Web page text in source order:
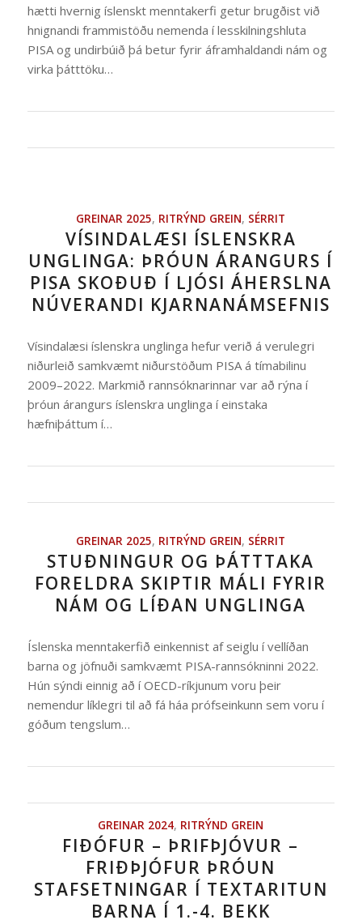
hætti hvernig íslenskt menntakerfi getur brugðist við
hnignandi frammistöðu nemenda í lesskilningshluta
PISA og undirbúið þá betur fyrir áframhaldandi nám og
virka þátttöku…
GREINAR 2025, RITRÝND GREIN, SÉRRIT
VÍSINDALÆSI ÍSLENSKRA
UNGLINGA: ÞRÓUN ÁRANGURS Í
PISA SKOÐUÐ Í LJÓSI ÁHERSLNA
NÚVERANDI KJARNANÁMSEFNIS
Vísindalæsi íslenskra unglinga hefur verið á verulegri
niðurleið samkvæmt niðurstöðum PISA á tímabilinu
2009–2022. Markmið rannsóknarinnar var að rýna í
þróun árangurs íslenskra unglinga í einstaka
hæfniþáttum í…
GREINAR 2025, RITRÝND GREIN, SÉRRIT
STUÐNINGUR OG ÞÁTTTAKA
FORELDRA SKIPTIR MÁLI FYRIR
NÁM OG LÍÐAN UNGLINGA
Íslenska menntakerfið einkennist af seiglu í vellíðan
barna og jöfnuði samkvæmt PISA-rannsókninni 2022.
Hún sýndi einnig að í OECD-ríkjunum voru þeir
nemendur líklegri til að fá háa prófseinkunn sem voru í
góðum tengslum…
GREINAR 2024, RITRÝND GREIN
FIÐÓFUR – ÞRIFÞJÓVUR –
FRIÐÞJÓFUR ÞRÓUN
STAFSETNINGAR Í TEXTARITUN
BARNA Í 1.-4. BEKK